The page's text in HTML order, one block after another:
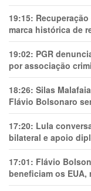
19:15:
marca histórica de
19:02: PGR
por associação
18:26: Silas
Flávio Bolsonaro
17:20: Lula
bilateral e apoio
17:01: Flávio
beneficiam os